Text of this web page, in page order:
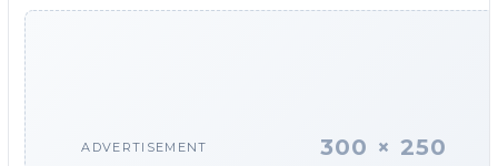
ADVERTISEMENT 300 × 250